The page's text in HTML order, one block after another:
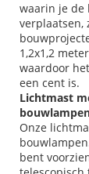
waarin je de
verplaatsen,
1,2x1,2
waardoor
een cent is.
Lichtmast
Onze
bent